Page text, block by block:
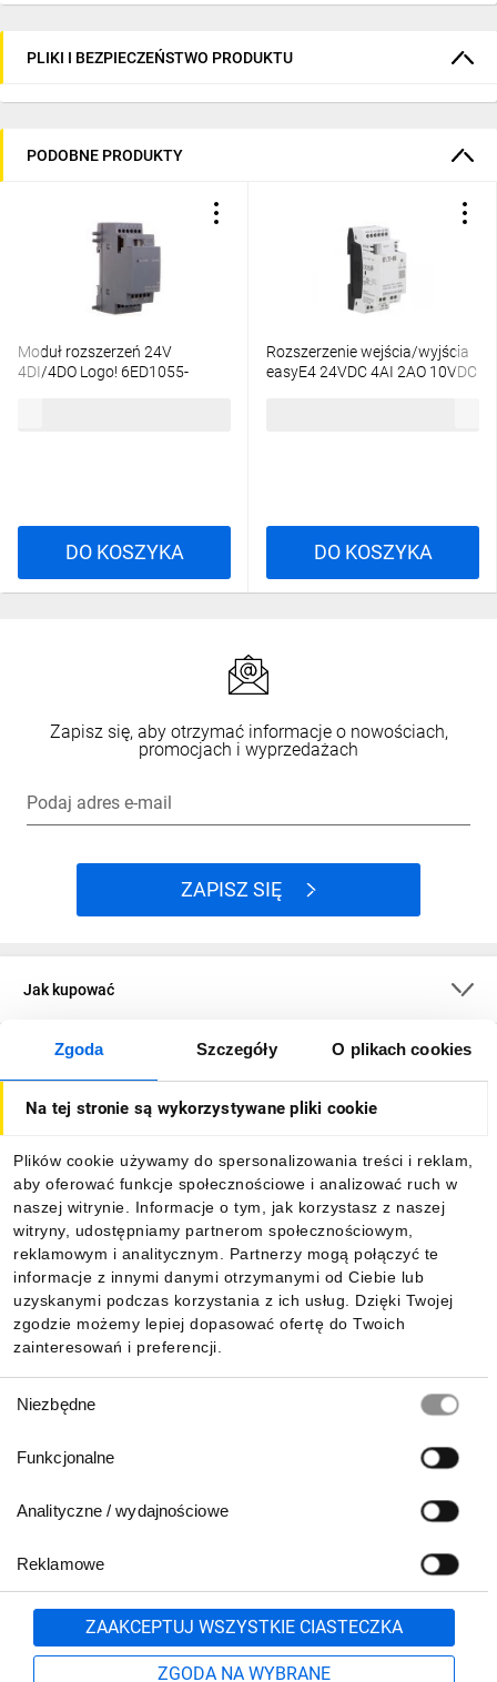
Zgoda Szczegóły O plikach cookies
Na tej stronie są wykorzystywane pliki cookie
Plików cookie używamy do spersonalizowania treści i reklam,
aby oferować funkcje społecznościowe i analizować ruch w
naszej witrynie. Informacje o tym, jak korzystasz z naszej
witryny, udostępniamy partnerom społecznościowym,
reklamowym i analitycznym. Partnerzy mogą połączyć te
informacje z innymi danymi otrzymanymi od Ciebie lub
uzyskanymi podczas korzystania z ich usług. Dzięki Twojej
zgodzie możemy lepiej dopasować ofertę do Twoich
zainteresowań i preferencji.
zgody
Niezbędne
Funkcjonalne
Analityczne / wydajnościowe
Reklamowe
ZAAKCEPTUJ WSZYSTKIE CIASTECZKA
ZGODA NA WYBRANE
PLIKI I BEZPIECZEŃSTWO PRODUKTU
PODOBNE PRODUKTY
Moduł rozszerzeń 24V
4DI/4DO Logo! 6ED1055-
DO KOSZYKA
Rozszerzenie wejścia/wyjścia
easyE4 24VDC 4AI 2AO 10VDC
DO KOSZYKA
Zapisz się, aby otrzymać informacje o nowościach,
promocjach i wyprzedażach
Podaj adres e-mail
ZAPISZ SIĘ
Jak kupować
O firmie
Informacje
Pobierz naszą aplikację mobilną:
801 500 700 lub
71 37 61 600
Formularz kontaktowy